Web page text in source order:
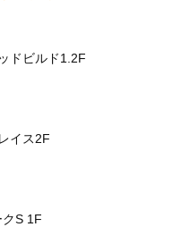
ドビルド1.2F
イス2F
S 1F